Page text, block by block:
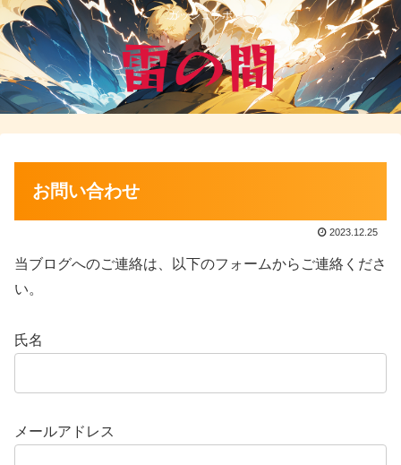
ガッシュラボ
お問い合わせ
2023.12.25
当ブログへのご連絡は、以下のフォームからご連絡くださ
い。
氏名
メールアドレス